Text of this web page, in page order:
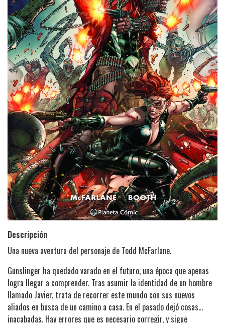
Descripción
Una nueva aventura del personaje de Todd McFarlane.
Gunslinger ha quedado varado en el futuro, una época que apenas
logra llegar a comprender. Tras asumir la identidad de un hombre
llamado Javier, trata de recorrer este mundo con sus nuevos
aliados en busca de un camino a casa. En el pasado dejó cosas…
inacabadas. Hay errores que es necesario corregir, y sigue